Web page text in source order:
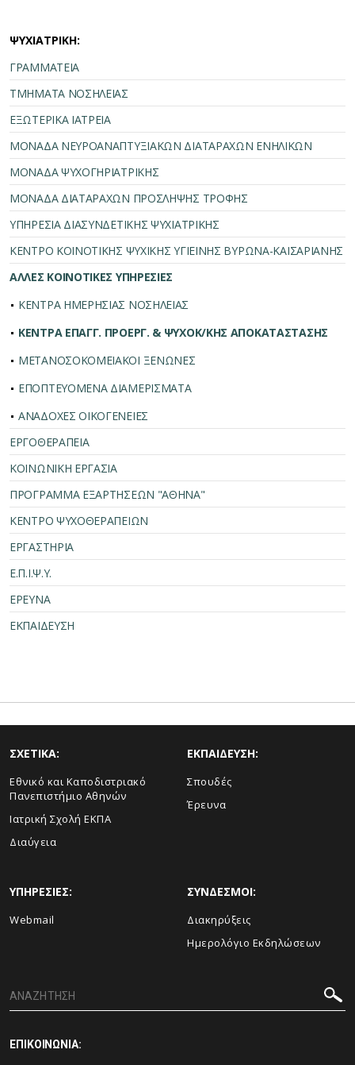
ΨΥΧΙΑΤΡΙΚΗ:
ΓΡΑΜΜΑΤΕΙΑ
ΤΜΗΜΑΤΑ ΝΟΣΗΛΕΙΑΣ
ΕΞΩΤΕΡΙΚΑ ΙΑΤΡΕΙΑ
ΜΟΝΑΔΑ ΝΕΥΡΟΑΝΑΠΤΥΞΙΑΚΩΝ ΔΙΑΤΑΡΑΧΩΝ ΕΝΗΛΙΚΩΝ
ΜΟΝΑΔΑ ΨΥΧΟΓΗΡΙΑΤΡΙΚΗΣ
ΜΟΝΑΔΑ ΔΙΑΤΑΡΑΧΩΝ ΠΡΟΣΛΗΨΗΣ ΤΡΟΦΗΣ
ΥΠΗΡΕΣΙΑ ΔΙΑΣΥΝΔΕΤΙΚΗΣ ΨΥΧΙΑΤΡΙΚΗΣ
ΚΕΝΤΡΟ ΚΟΙΝΟΤΙΚΗΣ ΨΥΧΙΚΗΣ ΥΓΙΕΙΝΗΣ ΒΥΡΩΝΑ-ΚΑΙΣΑΡΙΑΝΗΣ
ΑΛΛΕΣ ΚΟΙΝΟΤΙΚΕΣ ΥΠΗΡΕΣΙΕΣ
ΚΕΝΤΡΑ ΗΜΕΡΗΣΙΑΣ ΝΟΣΗΛΕΙΑΣ
ΚΕΝΤΡΑ ΕΠΑΓΓ. ΠΡΟΕΡΓ. & ΨΥΧΟΚ/ΚΗΣ ΑΠΟΚΑΤΑΣΤΑΣΗΣ
ΜΕΤΑΝΟΣΟΚΟΜΕΙΑΚΟΙ ΞΕΝΩΝΕΣ
ΕΠΟΠΤΕΥΟΜΕΝΑ ΔΙΑΜΕΡΙΣΜΑΤΑ
ΑΝΑΔΟΧΕΣ ΟΙΚΟΓΕΝΕΙΕΣ
ΕΡΓΟΘΕΡΑΠΕΙΑ
ΚΟΙΝΩΝΙΚΗ ΕΡΓΑΣΙΑ
ΠΡΟΓΡΑΜΜΑ ΕΞΑΡΤΗΣΕΩΝ "ΑΘΗΝΑ"
ΚΕΝΤΡΟ ΨΥΧΟΘΕΡΑΠΕΙΩΝ
ΕΡΓΑΣΤΗΡΙΑ
Ε.Π.Ι.Ψ.Υ.
ΕΡΕΥΝΑ
ΕΚΠΑΙΔΕΥΣΗ
ΣΧΕΤΙΚΑ:
Εθνικό και Καποδιστριακό
Πανεπιστήμιο Αθηνών
Ιατρική Σχολή ΕΚΠΑ
Διαύγεια
ΕΚΠΑΙΔΕΥΣΗ:
Σπουδές
Έρευνα
ΥΠΗΡΕΣΙΕΣ:
Webmail
ΣΥΝΔΕΣΜΟΙ:
Διακηρύξεις
Ημερολόγιο Εκδηλώσεων
ΕΠΙΚΟΙΝΩΝΙΑ: